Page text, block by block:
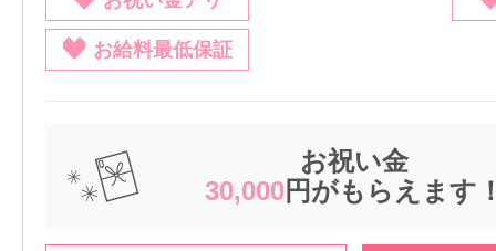
お給料最低保証
お祝い金
30,000円がもらえます